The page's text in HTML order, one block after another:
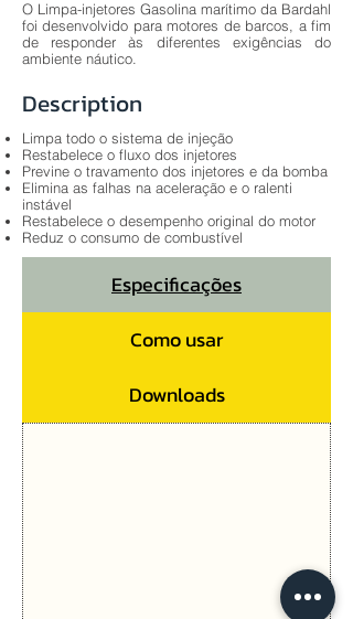
O Limpa-injetores Gasolina marítimo da Bardahl
foi desenvolvido para motores de barcos, a fim
de responder às diferentes exigências do
ambiente náutico.
Description
Limpa todo o sistema de injeção
Restabelece o fluxo dos injetores
Previne o travamento dos injetores e da bomba
Elimina as falhas na aceleração e o ralenti
instável
Restabelece o desempenho original do motor
Reduz o consumo de combustível
Especificações
Como usar
Downloads